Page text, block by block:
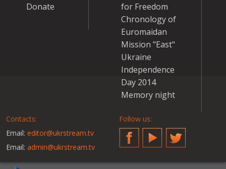
Donate
for Freedom
Chronology of
Euromaidan
Mission "East"
Ukraine
Independence
Day 2014
Memory night
Contacts:
Email: editor@ukrstream.tv
Email: admin@ukrstream.tv
Follow us:
FacebookYouTubeTwitter